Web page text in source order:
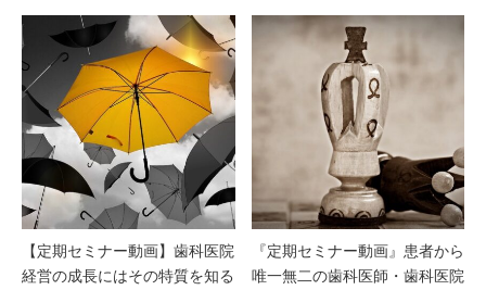
【定期セミナー動画】歯科医院
経営の成長にはその特質を知る
『定期セミナー動画』患者から
唯一無二の歯科医師・歯科医院